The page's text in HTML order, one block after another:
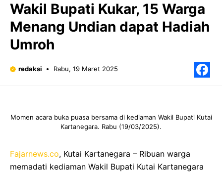
Wakil Bupati Kukar, 15 Warga
Menang Undian dapat Hadiah
Umroh
redaksi Rabu, 19 Maret 2025
Momen acara buka puasa bersama di kediaman Wakil Bupati Kutai
Kartanegara. Rabu (19/03/2025).
Fajarnews.co, Kutai Kartanegara – Ribuan warga
memadati kediaman Wakil Bupati Kutai Kartanegara